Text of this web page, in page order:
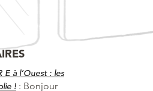
E à l’Ouest : les
! : Bonjour